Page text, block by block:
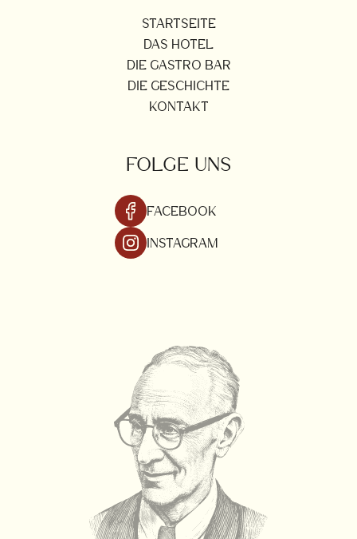
STARTSEITE
DAS HOTEL
DIE GASTRO BAR
DIE GESCHICHTE
KONTAKT
FOLGE UNS
FACEBOOK
INSTAGRAM